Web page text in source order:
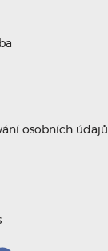
osobních údajů